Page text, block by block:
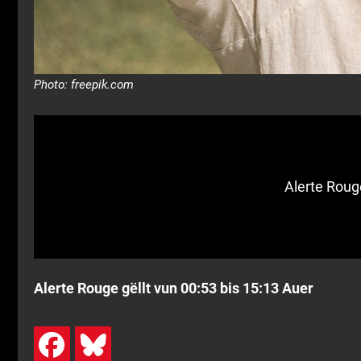
Photo: freepik.com
Alerte
Alerte Rouge gëllt vun 00:53 bis 15:13 Auer